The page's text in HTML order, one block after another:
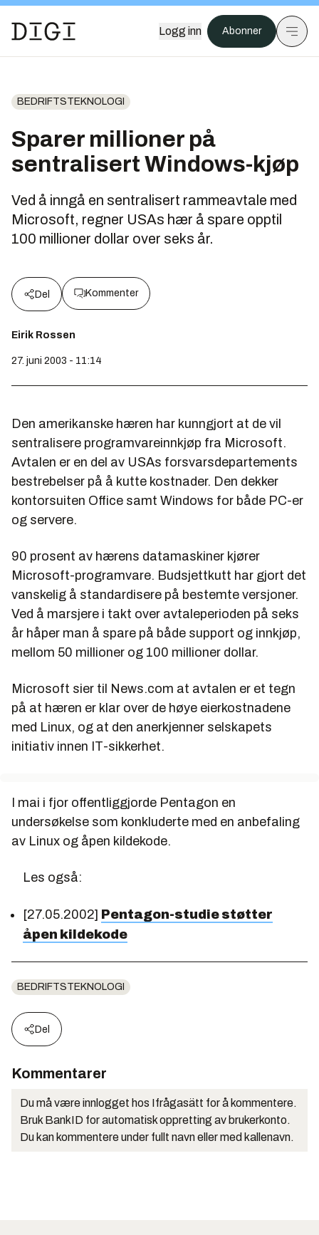
Logg inn Abonner
BEDRIFTSTEKNOLOGI
Sparer millioner på
sentralisert Windows-kjøp
Ved å inngå en sentralisert rammeavtale med
Microsoft, regner USAs hær å spare opptil
100 millioner dollar over seks år.
Del Kommenter
Eirik Rossen
27. juni 2003 - 11:14
Den amerikanske hæren har kunngjort at de vil
sentralisere programvareinnkjøp fra Microsoft.
Avtalen er en del av USAs forsvarsdepartements
bestrebelser på å kutte kostnader. Den dekker
kontorsuiten Office samt Windows for både PC-er
og servere.
90 prosent av hærens datamaskiner kjører
Microsoft-programvare. Budsjettkutt har gjort det
vanskelig å standardisere på bestemte versjoner.
Ved å marsjere i takt over avtaleperioden på seks
år håper man å spare på både support og innkjøp,
mellom 50 millioner og 100 millioner dollar.
Microsoft sier til News.com at avtalen er et tegn
på at hæren er klar over de høye eierkostnadene
med Linux, og at den anerkjenner selskapets
initiativ innen IT-sikkerhet.
I mai i fjor offentliggjorde Pentagon en
undersøkelse som konkluderte med en anbefaling
av Linux og åpen kildekode.
Les også:
[27.05.2002] Pentagon-studie støtter
åpen kildekode
BEDRIFTSTEKNOLOGI
Del
Kommentarer
Du må være innlogget hos Ifrågasätt for å kommentere.
Bruk BankID for automatisk oppretting av brukerkonto.
Du kan kommentere under fullt navn eller med kallenavn.